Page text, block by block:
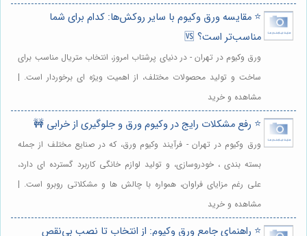
⭐️ مقایسه ورق وکیوم با سایر روکش‌ها: کدام برای شما
مناسب‌تر است؟ 🆚
ورق وکیوم در تهران - در دنیای پرشتاب امروز، انتخاب متریال مناسب برای
ساخت و تولید محصولات مختلف، از اهمیت ویژه ای برخوردار است. |
مشاهده و خرید
⭐️ رفع مشکلات رایج در وکیوم ورق و جلوگیری از خرابی 🚧
ورق وکیوم در تهران - فرآیند وکیوم ورق، که در صنایع مختلف از جمله
بسته بندی ، خودروسازی، و تولید لوازم خانگی کاربرد گسترده ای دارد،
علی رغم مزایای فراوان، همواره با چالش ها و مشکلاتی روبرو است. |
مشاهده و خرید
⭐️ راهنمای جامع ورق وکیوم: از انتخاب تا نصب بی‌نقص